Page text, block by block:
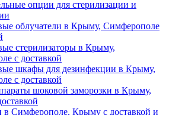
опции для стерилизации и
облучатели в Крыму, Симферополе
стерилизаторы в Крыму,
с доставкой
шкафы для дезинфекции в Крыму,
с доставкой
шоковой заморозки в Крыму,
в Симферополе, Крыму с доставкой и